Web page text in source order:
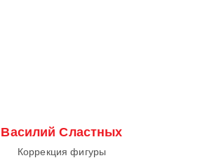
Василий Сластных
Коррекция фигуры